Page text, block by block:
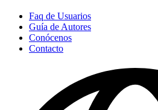
Faq de Usuarios
Guía de Autores
Conócenos
Contacto